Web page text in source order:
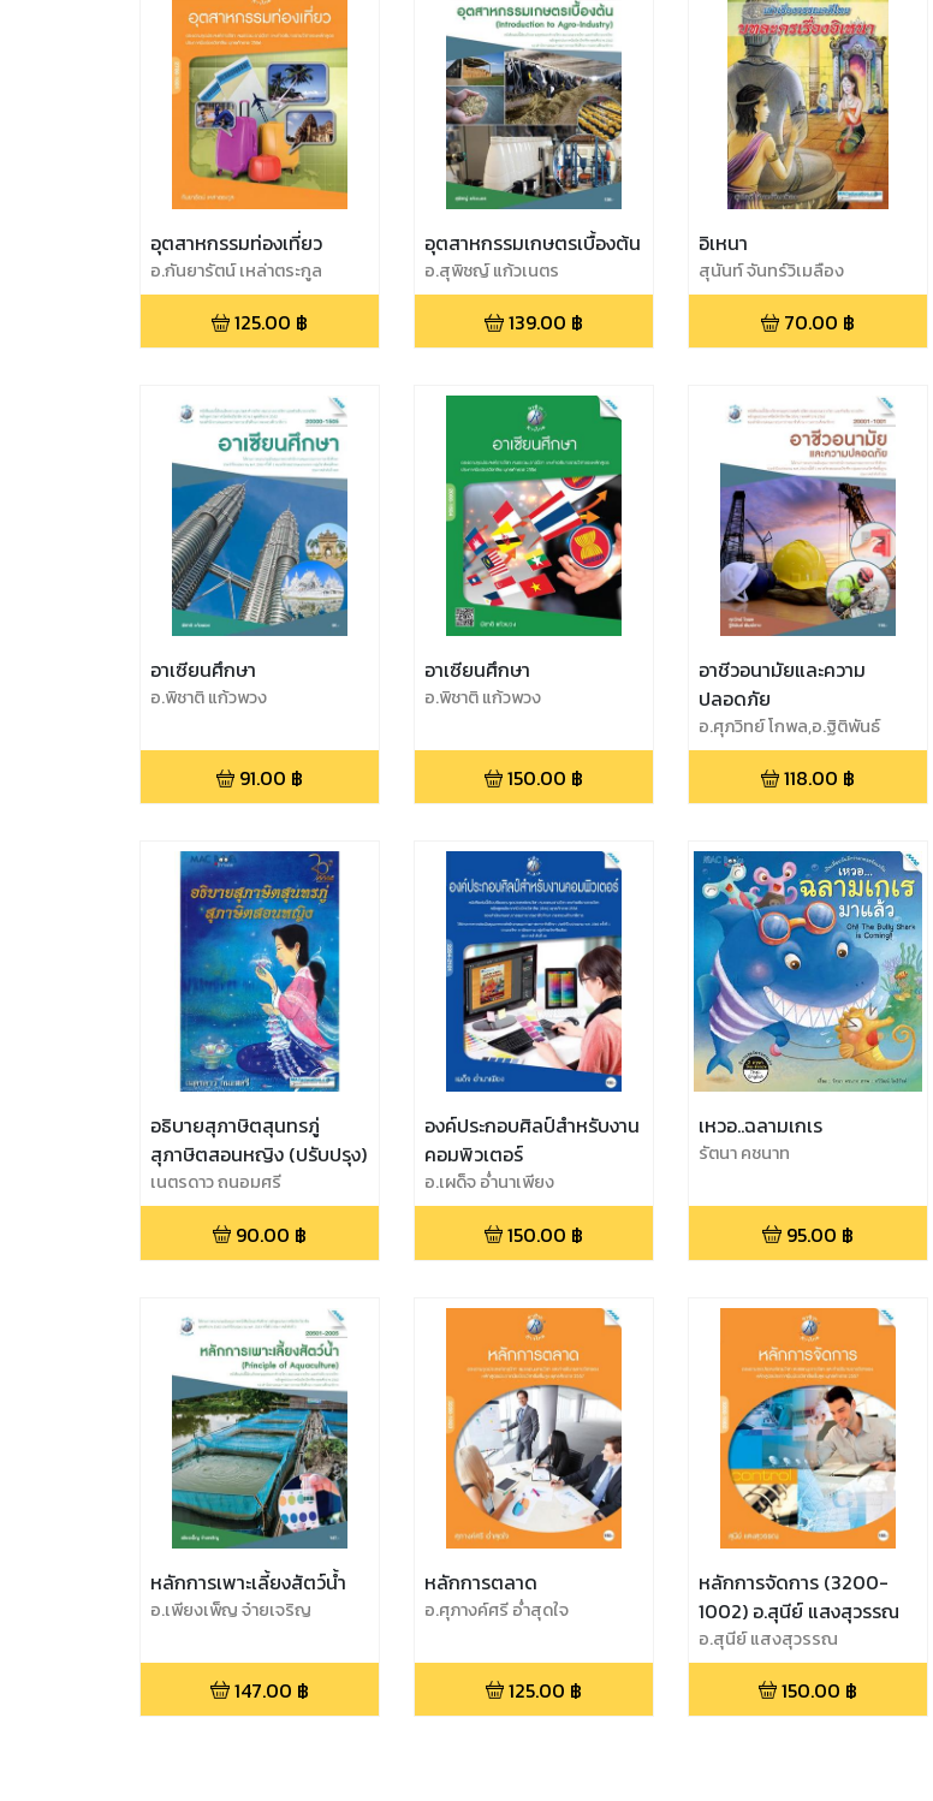
อุตสาหกรรมท่องเที่ยว
อ.กันยารัตน์ เหล่าตระกูล
125.00 ฿
อุตสาหกรรมเกษตรเบื้องต้น
อ.สุพิชญ์ แก้วเนตร
139.00 ฿
อิเหนา
สุนันท์ จันทร์วิเมลือง
70.00 ฿
อาเซียนศึกษา
อ.พิชาติ แก้วพวง
91.00 ฿
อาเซียนศึกษา
อ.พิชาติ แก้วพวง
150.00 ฿
อาชีวอนามัยและความ
ปลอดภัย
อ.ศุภวิทย์ โกพล,อ.ฐิติพันธ์
พิมพ์ชาย
118.00 ฿
อธิบายสุภาษิตสุนทรภู่
สุภาษิตสอนหญิง (ปรับปรุง)
เนตรดาว ถนอมศรี
90.00 ฿
องค์ประกอบศิลป์สำหรับงาน
คอมพิวเตอร์
อ.เผด็จ อ่ำนาเพียง
150.00 ฿
เหวอ..ฉลามเกเร
รัตนา คชนาท
95.00 ฿
หลักการเพาะเลี้ยงสัตว์น้ำ
อ.เพียงเพ็ญ จ๋ายเจริญ
147.00 ฿
หลักการตลาด
อ.ศุภางค์ศรี อ่ำสุดใจ
125.00 ฿
หลักการจัดการ (3200-
1002) อ.สุนีย์ แสงสุวรรณ
อ.สุนีย์ แสงสุวรรณ
150.00 ฿